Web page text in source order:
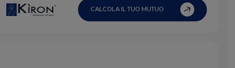
CALCOLA IL TUO MUTUO